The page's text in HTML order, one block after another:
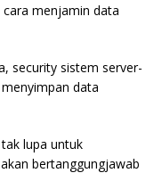
menjamin data
security sistem server-
data
lupa untuk
bertanggungjawab